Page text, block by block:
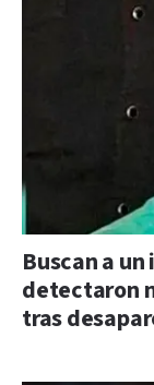
Buscan a
detectaron
tras